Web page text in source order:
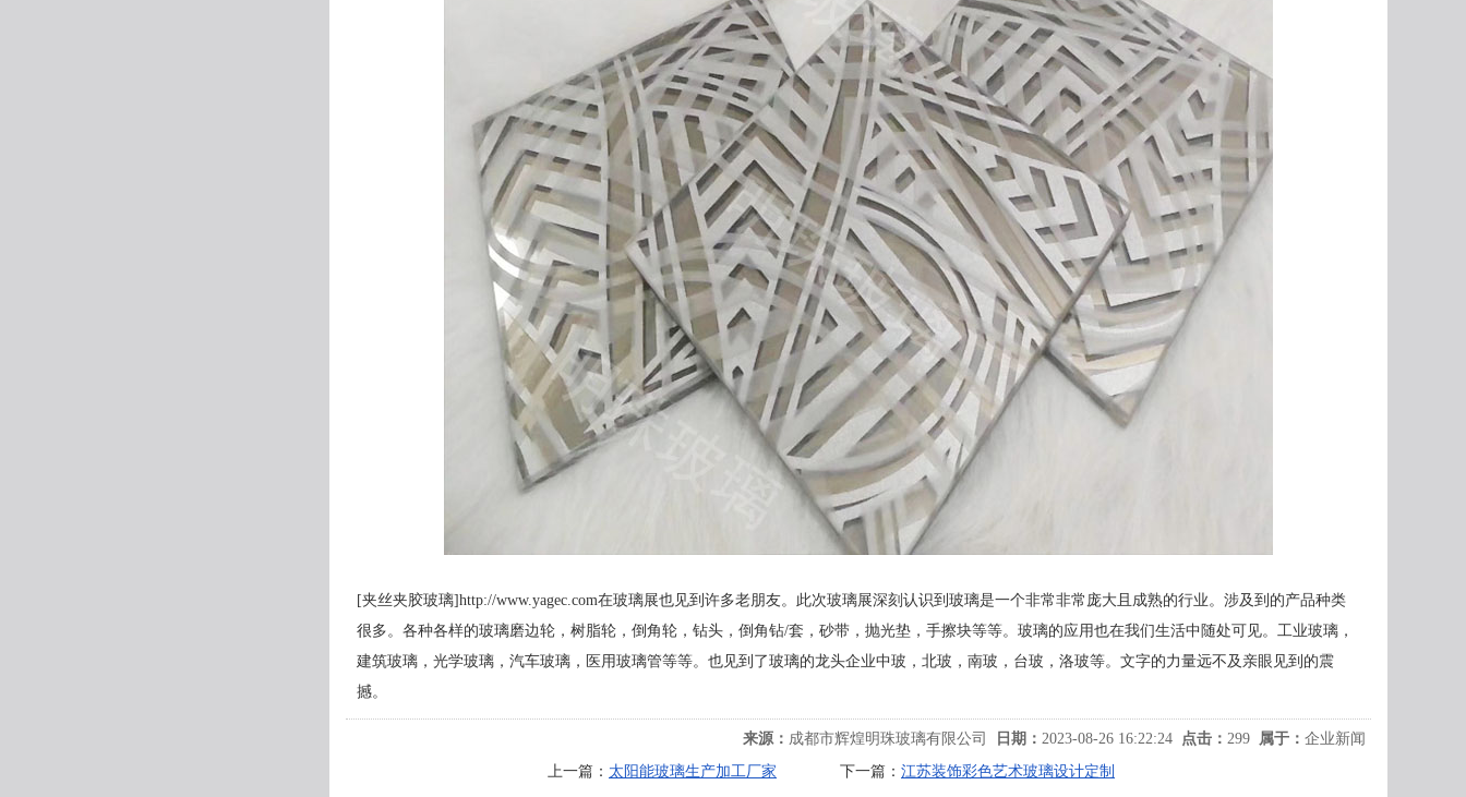
[夹丝夹胶玻璃]http://www.yagec.com在玻璃展也见到许多老朋友。此次玻璃展深刻认识到玻璃是一个非常非常庞大且成熟的行业。涉及到的产品种类
很多。各种各样的玻璃磨边轮，树脂轮，倒角轮，钻头，倒角钻/套，砂带，抛光垫，手擦块等等。玻璃的应用也在我们生活中随处可见。工业玻璃，
建筑玻璃，光学玻璃，汽车玻璃，医用玻璃管等等。也见到了玻璃的龙头企业中玻，北玻，南玻，台玻，洛玻等。文字的力量远不及亲眼见到的震
撼。
来源： 成都市辉煌明珠玻璃有限公司 日期： 2023-08-26 16:22:24 点击： 299 属于： 企业新闻
上一篇： 太阳能玻璃生产加工厂家 下一篇： 江苏装饰彩色艺术玻璃设计定制